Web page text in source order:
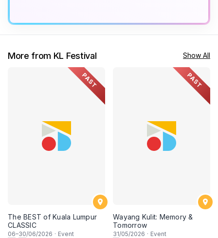
More from KL Festival Show All
PAST
The BEST of Kuala Lumpur
CLASSIC
06–30/06/2026 · Event
PAST
Wayang Kulit: Memory &
Tomorrow
31/05/2026 · Event